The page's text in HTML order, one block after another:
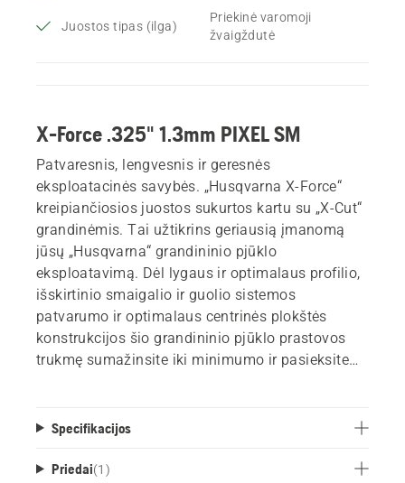
Juostos tipas (ilga)
Priekinė varomoji
žvaigždutė
X-Force .325" 1.3mm PIXEL SM
Patvaresnis, lengvesnis ir geresnės
eksploatacinės savybės. „Husqvarna X-Force“
kreipiančiosios juostos sukurtos kartu su „X-Cut“
grandinėmis. Tai užtikrins geriausią įmanomą
jūsų „Husqvarna“ grandininio pjūklo
eksploatavimą. Dėl lygaus ir optimalaus profilio,
išskirtinio smaigalio ir guolio sistemos
patvarumo ir optimalaus centrinės plokštės
konstrukcijos šio grandininio pjūklo prastovos
trukmę sumažinsite iki minimumo ir pasieksite
Specifikacijos
Priedai(1 )